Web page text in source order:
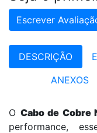
Escrever
DESCRIÇÃO
ANEXOS
O Cabo de Cobre
performance,